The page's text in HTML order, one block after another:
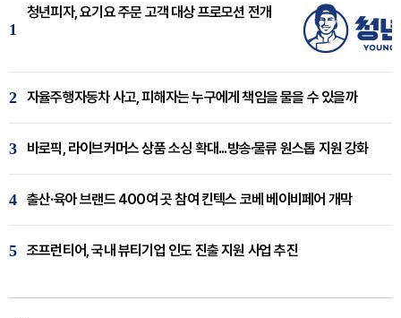
1
청년피자, 요기요 주문 고객 대상 프로모션 전개
2 자율주행자동차 사고, 피해자는 누구에게 책임을 물을 수 있을까
3 바로픽, 라이브커머스 상품 소싱 확대...방송·물류 원스톱 지원 강화
4 출산·육아 브랜드 400여 곳 참여 킨텍스 코베 베이비페어 개막
5 조프런티어, 국내 뷰티기업 인도 진출 지원 사업 추진